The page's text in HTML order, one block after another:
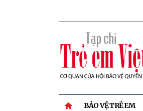
BẢO VỆ TRẺ EM